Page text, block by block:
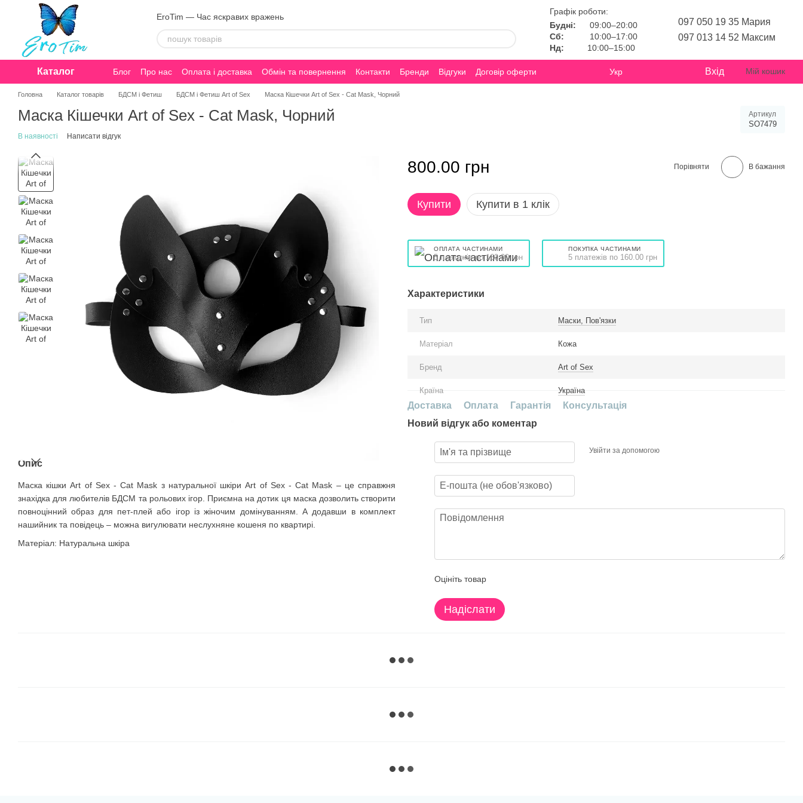
Перейти до основного контенту
EroTim — Час яскравих вражень
Графік роботи:
Будні:
09:00–20:00
Сб:
10:00–17:00
Нд:
10:00–15:00
097 050 19 35 Мария
097 013 14 52 Максим
Каталог Блог Про нас Оплата і доставка Обмін та повернення Контакти Бренди Відгуки
Договір оферти
Конфіденційність
Укр Вхід Мій кошик
Головна Каталог товарів БДСМ і Фетиш БДСМ і Фетиш Art of Sex Маска Кішечки Art of Sex - Cat Mask, Чорний
Маска Кішечки Art of Sex - Cat Mask, Чорний Артикул
SO7479
В наявності Написати відгук
Опис
Маска кішки Art of Sex - Cat Mask з натуральної шкіри Art of Sex - Cat Mask – це справжня
знахідка для любителів БДСМ та рольових ігор. Приємна на дотик ця маска дозволить створити
повноцінний образ для пет-плей або ігор із жіночим домінуванням. А додавши в комплект
нашийник та повідець – можна вигулювати неслухняне кошеня по квартирі.
Матеріал: Натуральна шкіра
800.00 грн Порівняти В бажання
Купити Купити в 1 клік
ОПЛАТА ЧАСТИНАМИ
5 платежів по 160.00 грн
ПОКУПКА ЧАСТИНАМИ
5 платежів по 160.00 грн
Характеристики
Тип Маски, Пов'язки
Матеріал Кожа
Бренд Art of Sex
Країна Україна
Доставка Оплата Гарантія
Консультація
Новий відгук або коментар
Увійти за допомогою
Оцініть товар
Надіслати